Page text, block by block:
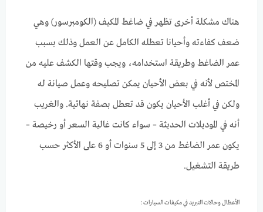
هناك مشكلة أخرى تظهر في ضاغط المكيف (الكومبرسور) وهي
ضعف كفاءته وأحيانا تعطله الكامل عن العمل وذلك بسبب
عمر الضاغط وطريقة استخدامه، ويجب وقتها الكشف عليه من
المختص لأنه في بعض الأحيان يمكن تصليحه وعمل صيانة له
ولكن في أغلب الأحيان يكون قد تعطل بصفة نهائية. والغريب
أنه في الموديلات الحديثة – سواء كانت غالية السعر أو رخيصة –
يكون عمر الضاغط من 3 إلى 5 سنوات أو 6 على الأكثر حسب
طريقة التشغيل.
الأعطال وحالات التبريد في مكيفات السيارات :